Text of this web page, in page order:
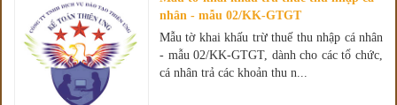
nhân - mẫu 02/KK-GTGT
Mẫu tờ khai khấu trừ thuế thu nhập cá nhân
- mẫu 02/KK-GTGT, dành cho các tổ chức,
cá nhân trả các khoản thu n...